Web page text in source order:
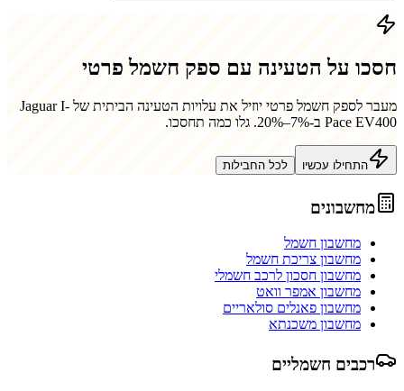
חסכו על הטעינה עם ספק חשמל פרטי
מעבר לספק חשמל פרטי יוזיל את עלויות הטעינה הביתית של Jaguar I-
Pace EV400 ב-7%–20%. גלו כמה תחסכו.
התחילו עכשיו לכל החבילות
מחשבונים
מחשבון חשמל
מחשבון צריכת חשמל
מחשבון חסכון לרכב חשמלי
מחשבון אמפר וואט
מחשבון פאנלים סולאריים
מחשבון משכנתא
רכבים חשמליים